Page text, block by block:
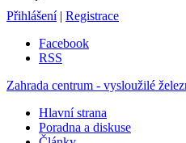
Přihlášení | Registrace
Facebook
RSS
Zahrada centrum - vysloužilé
Hlavní strana
Poradna a diskuse